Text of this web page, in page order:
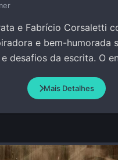
e Fabrício Corsaletti
e bem-humorada
desafios da escrita. O
Mais Detalhes